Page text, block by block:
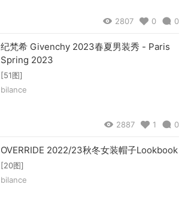
2807 0 0
纪梵希 Givenchy 2023春夏男装秀 - Paris
Spring 2023
[51图]
bilance
2887 1 0
OVERRIDE 2022/23秋冬女装帽子Lookbook
[20图]
bilance